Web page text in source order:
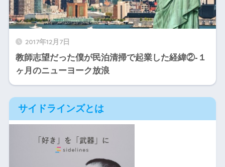
2017年12月7日
教師志望だった僕が民泊清掃で起業した経緯②-１
ヶ月のニューヨーク放浪
サイドラインズとは